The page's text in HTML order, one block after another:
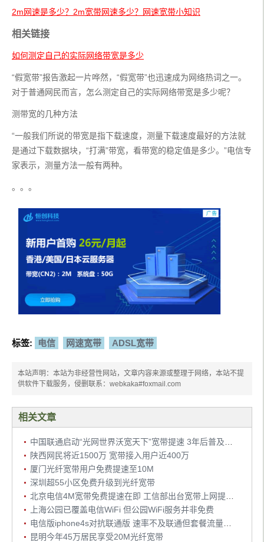
2m网速是多少？2m宽带网速多少？网速宽带小知识
相关链接
如何测定自己的实际网络带宽是多少
“假宽带”报告激起一片哗然，“假宽带”也迅速成为网络热词之一。
对于普通网民而言，怎么测定自己的实际网络带宽是多少呢？
测带宽的几种方法
“一般我们所说的带宽是指下载速度，测量下载速度最好的方法就
是通过下载数据块，“打满”带宽，看带宽的稳定值是多少。”电信专
家表示，测量方法一般有两种。
。。。
标签: 电信 网速宽带 ADSL宽带
本站声明：本站为非经营性网站，文章内容来源或整理于网络，本站不提
供软件下载服务，侵删联系：webkaka#foxmail.com
相关文章
陕西网民将近1500万 宽带接入用户近400万
厦门光纤宽带用户免费提速至10M
深圳超55小区免费升级到光纤宽带
上海公园已覆盖电信WiFi 但公园WiFi服务并非免费
昆明今年45万居民享受20M光纤宽带